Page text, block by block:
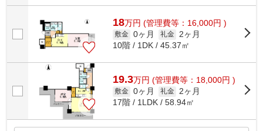
18万円 (管理費等：16,000円 )
敷金 0ヶ月 礼金 2ヶ月
10階 / 1DK / 45.37㎡
19.3万円 (管理費等：18,000円 )
敷金 0ヶ月 礼金 2ヶ月
17階 / 1LDK / 58.94㎡